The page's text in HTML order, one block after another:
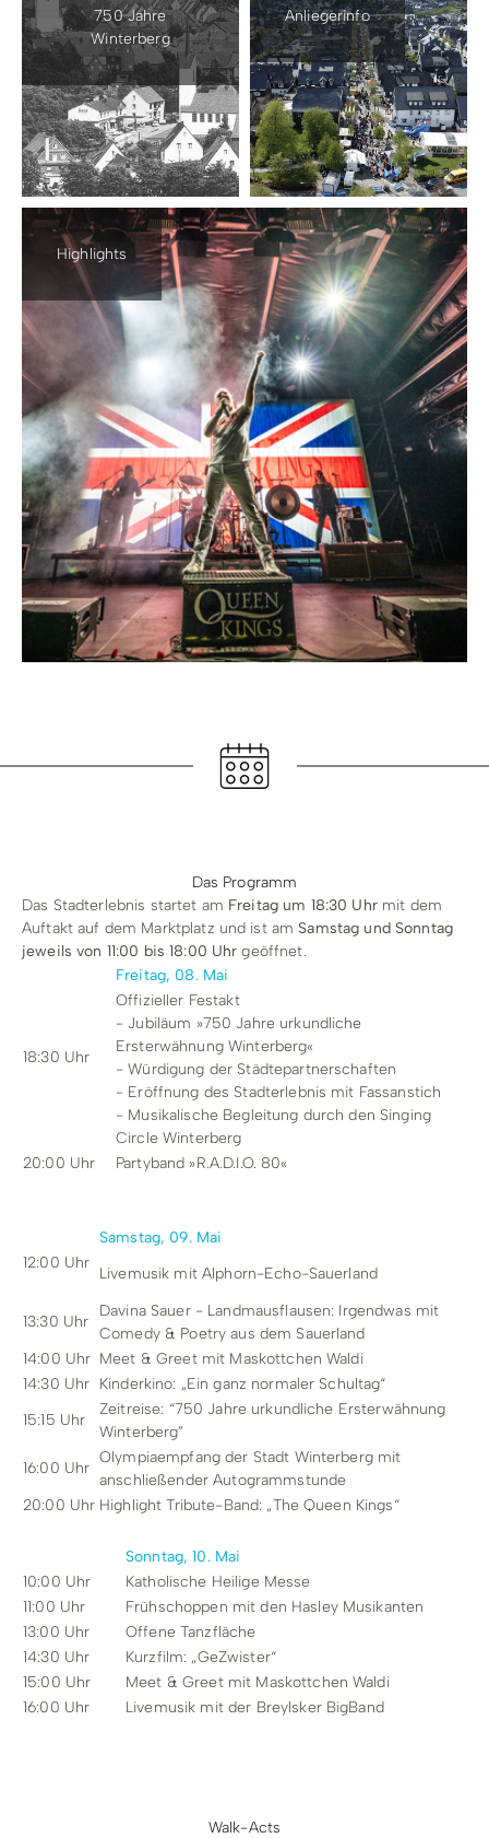
750 Jahre
Winterberg
Highlights
Anliegerinfo
Das Programm
Das Stadterlebnis startet am Freitag um 18:30 Uhrmit dem
Auftakt auf dem Marktplatz und ist am Samstag und Sonntag
jeweils von 11:00 bis 18:00 Uhr geöffnet.
Freitag, 08. Mai
18:30 Uhr
Offizieller Festakt
- Jubiläum »750 Jahre urkundliche
Ersterwähnung Winterberg«
- Würdigung der Städtepartnerschaften
- Eröffnung des Stadterlebnis mit Fassanstich
- Musikalische Begleitung durch den Singing
Circle Winterberg
20:00 Uhr
Partyband »R.A.D.I.O. 80«
Samstag, 09. Mai
12:00 Uhr
Livemusik mit Alphorn-Echo-Sauerland
13:30 Uhr
Davina Sauer - Landmausflausen: Irgendwas mit
Comedy & Poetry aus dem Sauerland
14:00 Uhr Meet & Greet mit Maskottchen Waldi
14:30 Uhr Kinderkino: „Ein ganz normaler Schultag“
15:15 Uhr
Zeitreise: “750 Jahre urkundliche Ersterwähnung
Winterberg”
16:00 Uhr
Olympiaempfang der Stadt Winterberg mit
anschließender Autogrammstunde
20:00 Uhr Highlight Tribute-Band: „The Queen Kings“
Sonntag, 10. Mai
10:00 Uhr
Katholische Heilige Messe
11:00 Uhr
Frühschoppen mit den Hasley Musikanten
13:00 Uhr
Offene Tanzfläche
14:30 Uhr
Kurzfilm: „GeZwister“
15:00 Uhr
Meet & Greet mit Maskottchen Waldi
16:00 Uhr
Livemusik mit der Breylsker BigBand
Walk-Acts